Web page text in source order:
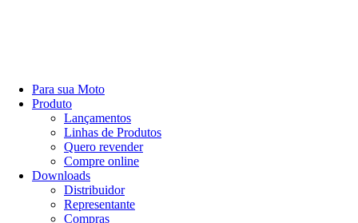
Para sua Moto
Produto
Lançamentos
Linhas de Produtos
Quero revender
Compre online
Downloads
Distribuidor
Representante
Compras